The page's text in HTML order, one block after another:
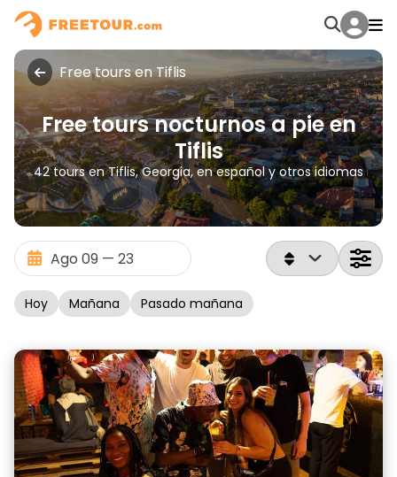
Free tours en Tiflis
Free tours nocturnos a pie en
Tiflis
42 tours en Tiflis, Georgia, en español y otros idiomas
Hoy Mañana Pasado mañana